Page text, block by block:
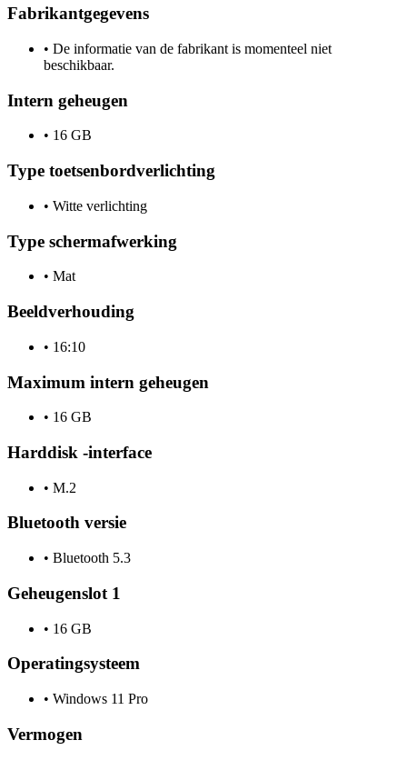
Fabrikantgegevens
• De informatie van de fabrikant is momenteel niet
beschikbaar.
Intern geheugen
• 16 GB
Type toetsenbordverlichting
• Witte verlichting
Type schermafwerking
• Mat
Beeldverhouding
• 16:10
Maximum intern geheugen
• 16 GB
Harddisk -interface
• M.2
Bluetooth versie
• Bluetooth 5.3
Geheugenslot 1
• 16 GB
Operatingsysteem
• Windows 11 Pro
Vermogen